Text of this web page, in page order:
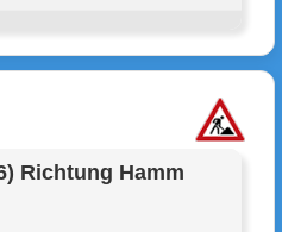
Richtung Hamm